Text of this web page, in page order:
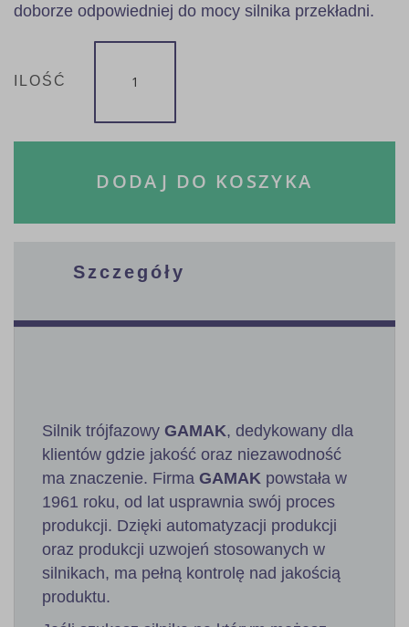
doborze odpowiedniej do mocy silnika przekładni.
ILOŚĆ
DODAJ DO KOSZYKA
Szczegóły
Silnik trójfazowy GAMAK, dedykowany dla
klientów gdzie jakość oraz niezawodność
ma znaczenie. Firma GAMAK powstała w
1961 roku, od lat usprawnia swój proces
produkcji. Dzięki automatyzacji produkcji
oraz produkcji uzwojeń stosowanych w
silnikach, ma pełną kontrolę nad jakością
produktu.